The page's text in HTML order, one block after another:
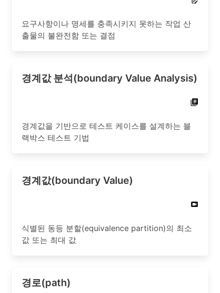
요구사항이나 명세를 충족시키지 못하는 작업 산
출물의 불완전함 또는 결점
경계값 분석(boundary Value Analysis)
경계값을 기반으로 테스트 케이스를 설계하는 블
랙박스 테스트 기법
경계값(boundary Value)
식별된 동등 분할(equivalence partition)의 최소
값 또는 최대 값
경로(path)